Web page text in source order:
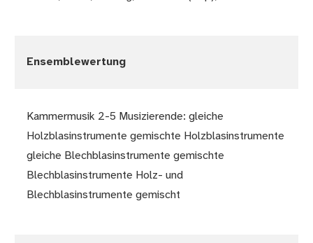
Ensemblewertung
Kammermusik 2-5 Musizierende: gleiche
Holzblasinstrumente gemischte Holzblasinstrumente
gleiche Blechblasinstrumente gemischte
Blechblasinstrumente Holz- und
Blechblasinstrumente gemischt